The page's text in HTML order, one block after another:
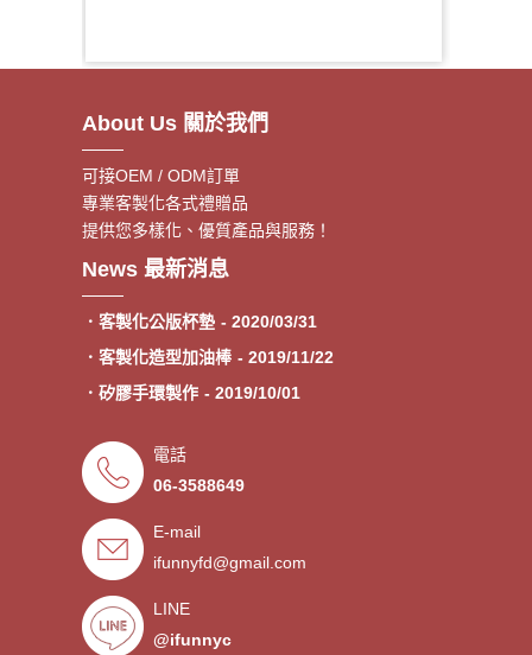
About Us 關於我們
可接OEM / ODM訂單
專業客製化各式禮贈品
提供您多樣化、優質產品與服務！
News 最新消息
費》
．客製化公版杯墊 - 2020/03/31
．客製化造型加油棒 - 2019/11/22
．矽膠手環製作 - 2019/10/01
．來圖印製氣囊支架 低起訂量
．超低價少量手環客製
．禮贈品客製化服務，歡迎免費
索取樣品。
．氣囊支架客製服務 - 2019/08/30
．廣告扇製作工廠 -競選造勢熱
門宣傳贈品
．宮廟神明結緣品訂做
電話
06-3588649
E-mail
ifunnyfd@gmail.com
LINE
@ifunnyc